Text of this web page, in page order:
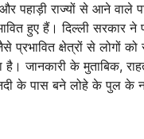
और पहाड़ी राज्यों से आने
हुए हैं। दिल्ली सरकार ने
क्षेत्रों से लोगों
है। जानकारी के मुताबिक,
के पास बने लोहे के पुल के